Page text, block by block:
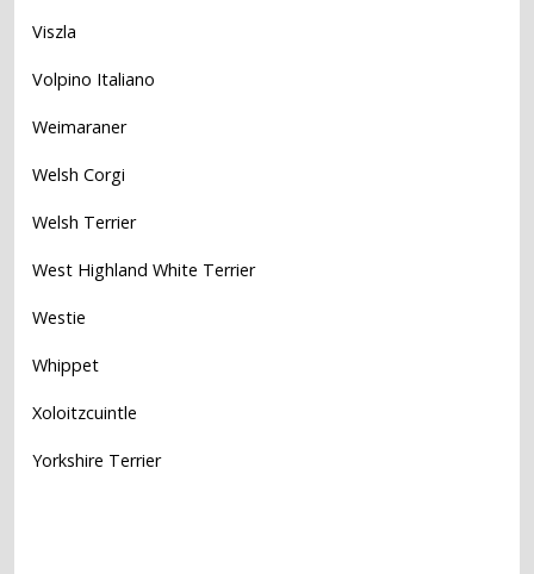
Viszla
Volpino Italiano
Weimaraner
Welsh Corgi
Welsh Terrier
West Highland White Terrier
Westie
Whippet
Xoloitzcuintle
Yorkshire Terrier